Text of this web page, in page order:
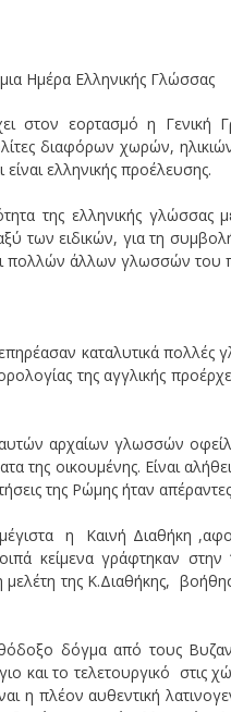
Ημέρα Ελληνικής Γλώσσας
στον εορτασμό η Γενική
διαφόρων χωρών,
ελληνικής προέλευσης.
της ελληνικής
των ειδικών, για τη
πολλών άλλων γλωσσών του
καταλυτικά
της αγγλικής
αρχαίων γλωσσών
οικουμένης. Είναι
της Ρώμης ήταν
η Καινή Διαθήκη
κείμενα γράφτηκαν στην
της Κ.Διαθήκης,
δόγμα από τους
και το τελετουργικό στις
η πλέον αυθεντική